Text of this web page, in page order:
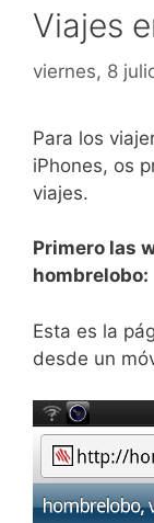
Viajes
viernes, 8
Para los
iPhones, os
viajes.
Primero las
hombrelobo:
Esta es la
desde un